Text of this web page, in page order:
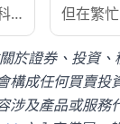
概念股
股的區
值前十
代表性
但在繁
不少人
晚上或
賽馬的
你是資
於證券、投資、
構成任何買賣投
涉及產品或服務